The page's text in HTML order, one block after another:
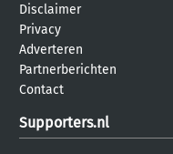
Disclaimer
Privacy
Adverteren
Partnerberichten
Contact
Supporters.nl